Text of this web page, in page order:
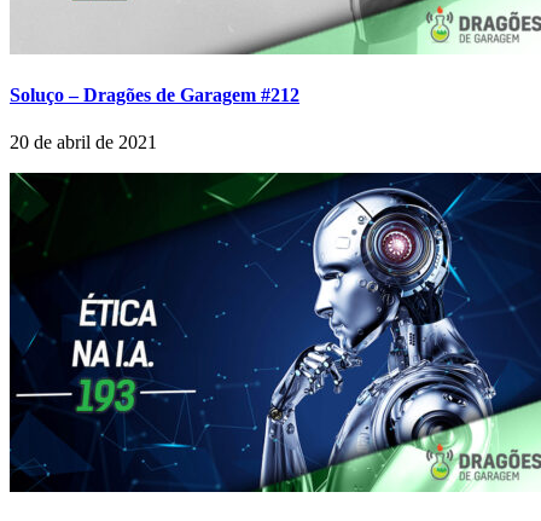
Soluço – Dragões de Garagem #212
20 de abril de 2021